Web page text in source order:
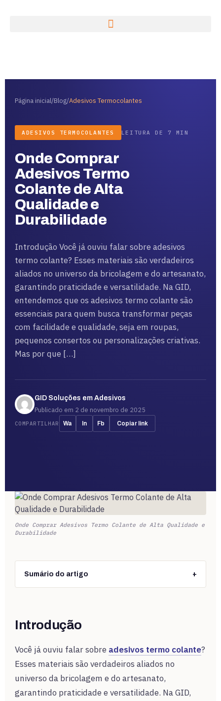
Página inicial/Blog/Adesivos Termocolantes
ADESIVOS TERMOCOLANTES LEITURA DE 7 MIN
Onde Comprar
Adesivos Termo
Colante de Alta
Qualidade e
Durabilidade
Introdução Você já ouviu falar sobre adesivos
termo colante? Esses materiais são verdadeiros
aliados no universo da bricolagem e do artesanato,
garantindo praticidade e versatilidade. Na GID,
entendemos que os adesivos termo colante são
essenciais para quem busca transformar peças
com facilidade e qualidade, seja em roupas,
pequenos consertos ou personalizações criativas.
Mas por que […]
GID Soluções em Adesivos
Publicado em 2 de novembro de 2025
COMPARTILHAR Wa In Fb Copiar link
Onde Comprar Adesivos Termo Colante de Alta Qualidade e
Durabilidade
Sumário do artigo +
Introdução
Você já ouviu falar sobre adesivos termo colante?
Esses materiais são verdadeiros aliados no
universo da bricolagem e do artesanato,
garantindo praticidade e versatilidade. Na GID,